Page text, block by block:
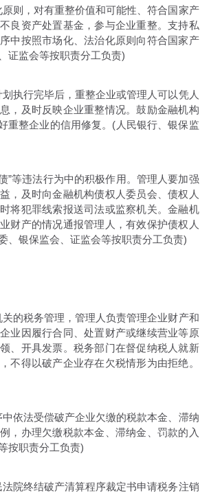
则，对有重整价值和可能性、符合国家产
良资产处置基金，参与企业重整。支持私
中按照市场化、法治化原则向符合国家产
证监会等按职责分工负责)
行完毕后，重整企业或管理人可以凭人
，及时反映企业重整情况。鼓励金融机构
重整企业的信用修复。(人民银行、银保监
等违法行为中的积极作用。管理人要加强
，及时向金融机构债权人委员会、债权人
将犯罪线索报送司法或监察机关。金融机
财产的情况通报管理人，有效保护债权人
、银保监会、证监会等按职责分工负责)
的税务管理，管理人负责管理企业财产和
业因履行合同、处置财产或继续营业等原
、开具发票。税务部门在督促纳税人就新
不得以破产企业存在欠税情形为由拒绝。
依法受偿破产企业欠缴的税款本金、滞纳
，办理欠缴税款本金、滞纳金、罚款的入
按职责分工负责)
院终结破产清算程序裁定书申请税务注销